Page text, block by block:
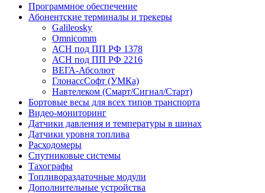
Программное обеспечение
Абонентские терминалы и трекеры
Galileosky
Omnicomm
АСН под ПП РФ 1378
АСН под ПП РФ 2216
ВЕГА-Абсолют
ГлонассСофт (УМКа)
Навтелеком (Смарт/Сигнал/Старт)
Бортовые весы для всех типов транспорта
Видео-мониторинг
Датчики давления и температуры в шинах
Датчики уровня топлива
Расходомеры
Спутниковые системы
Тахографы
Топливораздаточные модули
Дополнительные устройства